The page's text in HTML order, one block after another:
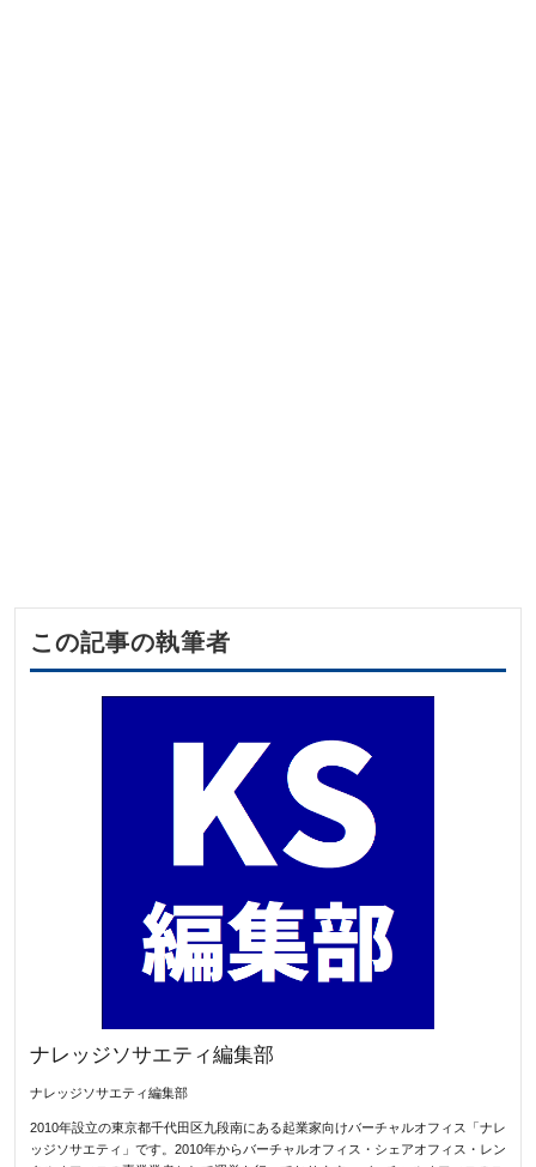
この記事の執筆者
ナレッジソサエティ編集部
ナレッジソサエティ編集部
2010年設立の東京都千代田区九段南にある起業家向けバーチャルオフィス「ナレ
ッジソサエティ」です。2010年からバーチャルオフィス・シェアオフィス・レン